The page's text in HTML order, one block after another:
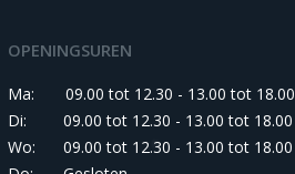
OPENINGSUREN
Ma:
09.00 tot 12.30 - 13.00 tot 18.00
Di:
09.00 tot 12.30 - 13.00 tot 18.00
Wo:
09.00 tot 12.30 - 13.00 tot 18.00